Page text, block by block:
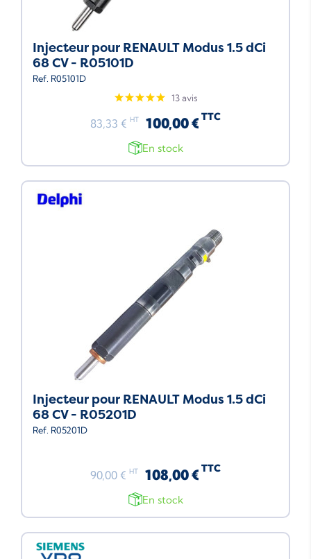
Injecteur pour RENAULT Modus 1.5 dCi
68 CV - R05101D
Ref. R05101D
13 avis
83,33 € HT 100,00 € TTC
En stock
Injecteur pour RENAULT Modus 1.5 dCi
68 CV - R05201D
Ref. R05201D
90,00 € HT 108,00 € TTC
En stock